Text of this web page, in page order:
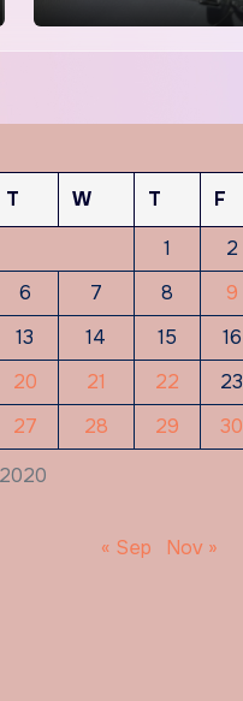
T W T F
1
2
6 7 8 9
13 14 15 16
20 21 22 23
27 28 29 30
« Sep Nov »